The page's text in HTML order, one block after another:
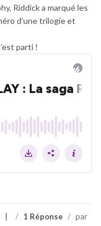
, Riddick a marqué les
d’une trilogie et
parti !
/ 1 Réponse / par